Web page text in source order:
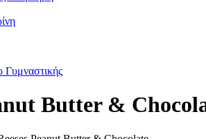
Γυμναστικής
Butter &